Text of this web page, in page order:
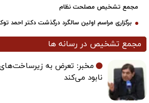
مجمع تشخیص مصلحت نظام
برگزاری مراسم اولین سالگرد درگذشت دکتر احمد
مجمع تشخیص در رسانه ها
مخبر: تعرض به زیرساخت‌های
نابود می‌کند